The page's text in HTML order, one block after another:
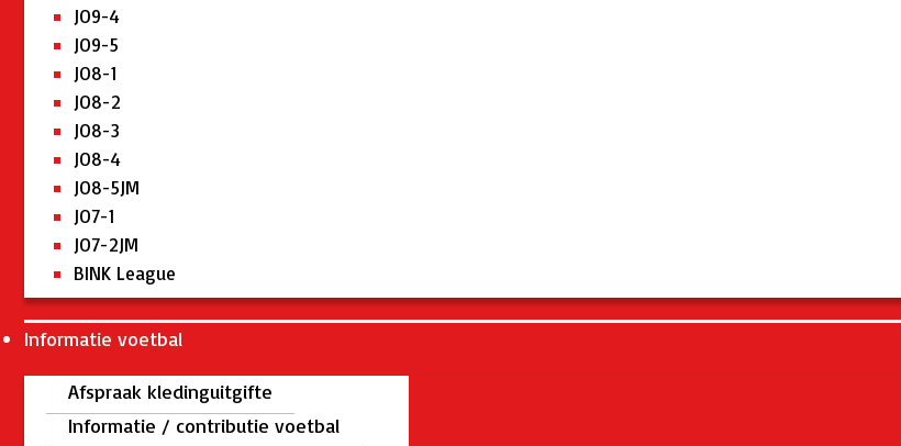
JO9-4
JO9-5
JO8-1
JO8-2
JO8-3
JO8-4
JO8-5JM
JO7-1
JO7-2JM
BINK League
Informatie voetbal
Afspraak kledinguitgifte
Informatie / contributie voetbal